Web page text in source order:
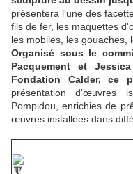
présentera l'une des
fils de fer, les maquettes
les mobiles, les gouaches,
Organisé sous le
Pacquement et
Fondation Calder, ce
présentation d'œuvres
Pompidou, enrichies de
œuvres installées dans